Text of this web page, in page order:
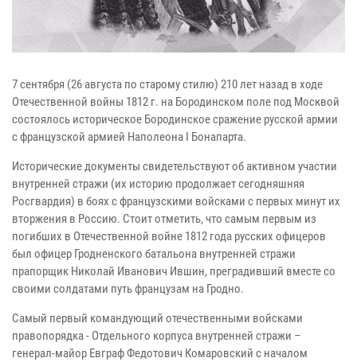
7 сентября (26 августа по старому стилю) 210 лет назад в ходе
Отечественной войны 1812 г. на Бородинском поле под Москвой
состоялось историческое Бородинское сражение русской армии
с французской армией Наполеона I Бонапарта.
Исторические документы свидетельствуют об активном участии
внутренней стражи (их историю продолжает сегодняшняя
Росгвардия) в боях с французскими войсками с первых минут их
вторжения в Россию. Стоит отметить, что самым первым из
погибших в Отечественной войне 1812 года русских офицеров
был офицер Гродненского батальона внутренней стражи
прапорщик Николай Иванович Ившин, преградивший вместе со
своими солдатами путь французам на Гродно.
Самый первый командующий отечественными войсками
правопорядка - Отдельного корпуса внутренней стражи –
генерал-майор Евграф Федотович Комаровский с началом